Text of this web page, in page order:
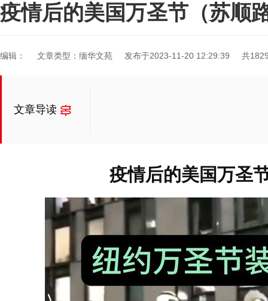
疫情后的美国万圣节（苏顺
编辑： 文章类型：缅华文苑 发布于2023-11-20 12:29:39 共
文章导读
疫情后的美国万圣